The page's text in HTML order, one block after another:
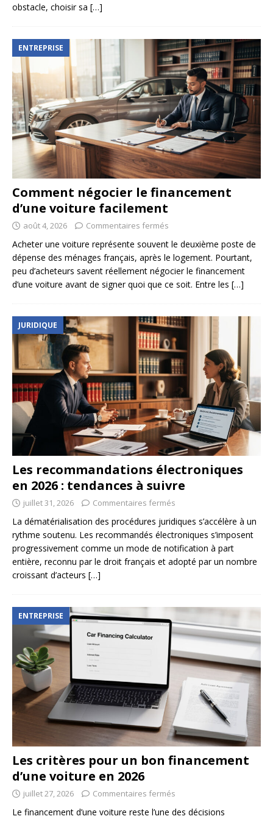
obstacle, choisir sa […]
ENTREPRISE
Comment négocier le financement
d’une voiture facilement
août 4, 2026 Commentaires fermés
Acheter une voiture représente souvent le deuxième poste de
dépense des ménages français, après le logement. Pourtant,
peu d’acheteurs savent réellement négocier le financement
d’une voiture avant de signer quoi que ce soit. Entre les […]
JURIDIQUE
Les recommandations électroniques
en 2026 : tendances à suivre
juillet 31, 2026 Commentaires fermés
La dématérialisation des procédures juridiques s’accélère à un
rythme soutenu. Les recommandés électroniques s’imposent
progressivement comme un mode de notification à part
entière, reconnu par le droit français et adopté par un nombre
croissant d’acteurs […]
ENTREPRISE
Les critères pour un bon financement
d’une voiture en 2026
juillet 27, 2026 Commentaires fermés
Le financement d’une voiture reste l’une des décisions